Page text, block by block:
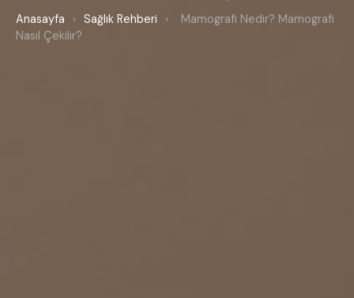
Anasayfa › Sağlık Rehberi ›
Mamografi Nedir? Mamografi
Nasıl Çekilir?